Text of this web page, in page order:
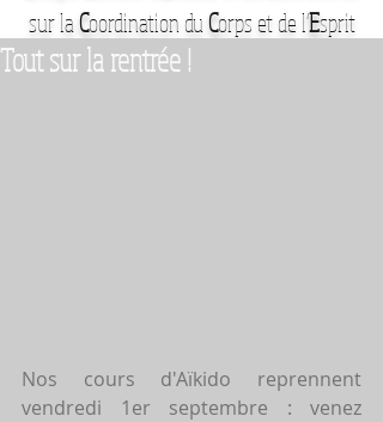
sur laCoordination duCorps et de l'Esprit
Tout sur la rentrée !
Nos cours d'Aïkido reprennent
vendredi 1er septembre : venez